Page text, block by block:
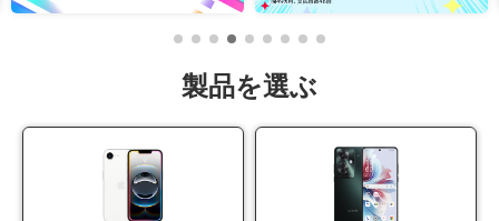
製品を選ぶ